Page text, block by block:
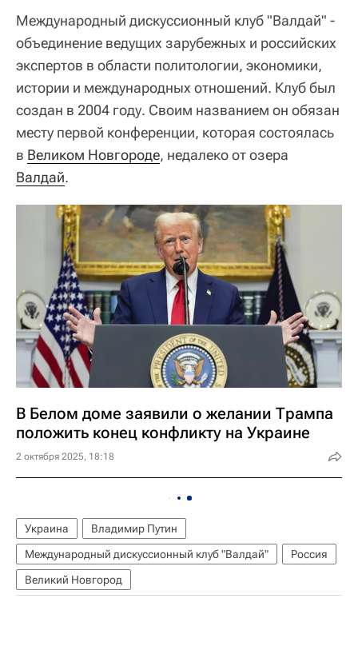
Международный дискуссионный клуб "Валдай" -
объединение ведущих зарубежных и российских
экспертов в области политологии, экономики,
истории и международных отношений. Клуб был
создан в 2004 году. Своим названием он обязан
месту первой конференции, которая состоялась
в Великом Новгороде, недалеко от озера
Валдай.
В Белом доме заявили о желании Трампа
положить конец конфликту на Украине
2 октября 2025, 18:18
Украина
Владимир Путин
Международный дискуссионный клуб "Валдай"
Россия
Великий Новгород